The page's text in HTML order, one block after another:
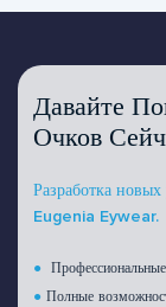
Давайте
Очков
Разработка
Eugenia Eywear.
●
●Полные